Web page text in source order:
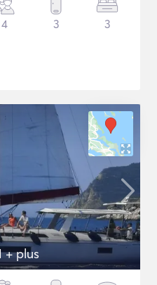
4 3 3
+ plus